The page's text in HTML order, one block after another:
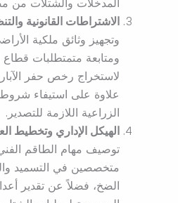
الاشتراطات القانونية
وتجهيز وثائق ملكية
ومتابعة متمتطلبات قطاع
لاستخراج رخص حفر
علاوة على استيفاء
الزراعية اللازمة للتصدير.
الهيكل الإداري وتخطيط
توصيف مهام الطاقم
متخصصين في التسميد
الضخ، فضلاً عن تقدير